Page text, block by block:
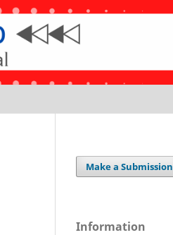
Make a Submission
Information